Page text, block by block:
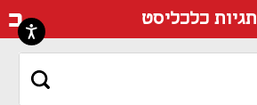
תגיות כלכליסט